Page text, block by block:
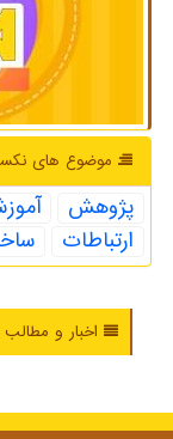
موضوع های
پژوهش
ارتباطات
اخبار و